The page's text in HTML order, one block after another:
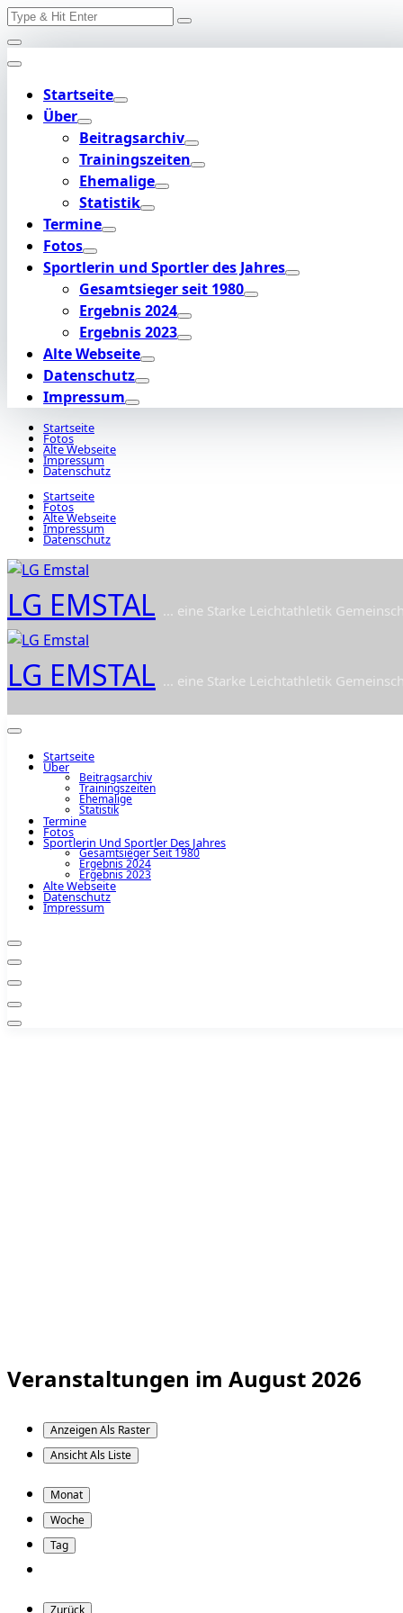
Skip
to
content
Search
Startseite
Über
Beitragsarchiv
Trainingszeiten
Ehemalige
Statistik
Termine
Fotos
Sportlerin und Sportler des Jahres
Gesamtsieger seit 1980
Ergebnis 2024
Ergebnis 2023
Alte Webseite
Datenschutz
Impressum
Startseite
Fotos
Alte Webseite
Impressum
Datenschutz
Startseite
Fotos
Alte Webseite
Impressum
Datenschutz
LG EMSTAL ... eine Starke Leichtathletik
LG EMSTAL ... eine Starke Leichtathletik
Startseite
Über
Beitragsarchiv
Trainingszeiten
Ehemalige
Statistik
Termine
Fotos
Sportlerin Und Sportler Des Jahres
Gesamtsieger Seit 1980
Ergebnis 2024
Ergebnis 2023
Alte Webseite
Datenschutz
Impressum
Veranstaltungen im August 2026
Anzeigen Als Raster
Ansicht Als Liste
Monat
Woche
Tag